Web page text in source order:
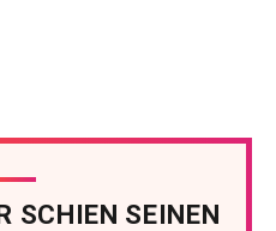
SCHIEN SEINEN